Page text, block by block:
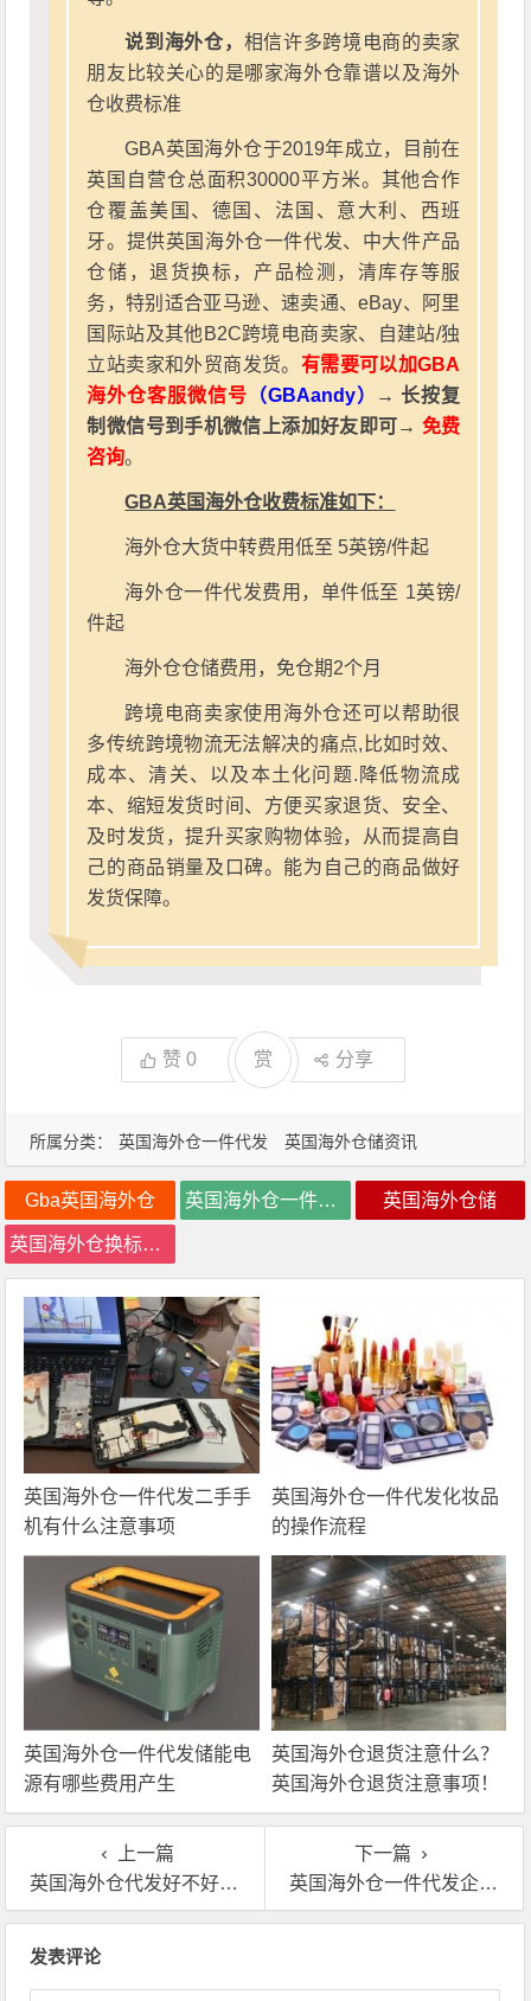
所属分类： 英国海外仓一件代发 英国海外仓储资讯
说到海外仓， 相信许多跨境电商的卖家
朋友比较关心的是哪家海外仓靠谱以及海外
仓收费标准
GBA英国海外仓于2019年成立，目前在
英国自营仓总面积30000平方米。其他合作
仓覆盖美国、德国、法国、意大利、西班
牙。提供英国海外仓一件代发、中大件产品
仓储，退货换标，产品检测，清库存等服
务，特别适合亚马逊、速卖通、eBay、阿里
国际站及其他B2C跨境电商卖家、自建站/独
立站卖家和外贸商发货。 有需要可以加GBA
海外仓客服微信号 （GBAandy）
→ 长按复
制微信号到手机微信上添加好友即可→ 免费
咨询。
GBA英国海外仓收费标准如下：
海外仓大货中转费用低至 5英镑/件起
海外仓一件代发费用，单件低至 1英镑/
件起
海外仓仓储费用，免仓期2个月
跨境电商卖家使用海外仓还可以帮助很
多传统跨境物流无法解决的痛点,比如时效、
成本、清关、以及本土化问题.降低物流成
本、缩短发货时间、方便买家退货、安全、
及时发货，提升买家购物体验，从而提高自
己的商品销量及口碑。能为自己的商品做好
发货保障。
赞0 赏 分享
Gba英国海外仓 英国海外仓一件代发 英国海外仓储
英国海外仓换标价格
英国海外仓一件代发二手手
机有什么注意事项
英国海外仓一件代发化妆品
的操作流程
英国海外仓一件代发储能电
源有哪些费用产生
英国海外仓退货注意什么？
英国海外仓退货注意事项！
上一篇
英国海外仓代发好不好？GBA英国海外仓怎么样？
下一篇
英国海外仓一件代发企业平台有哪些?又有哪些增值服务?
发表评论